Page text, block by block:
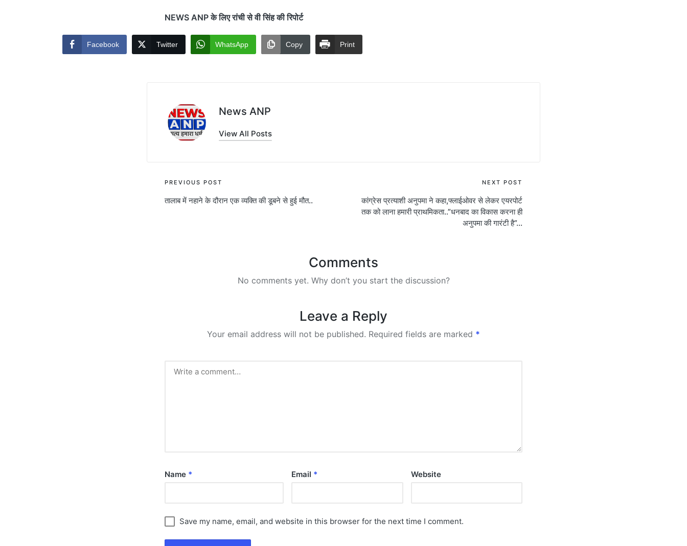
NEWS ANP के लिए रांची से वी सिंह की रिपोर्ट
Facebook Twitter WhatsApp Copy Print
News ANP
View All Posts
Post
navigation
PREVIOUS POST
तालाब में नहाने के दौरान एक व्यक्ति की डूबने से हुई मौत..
NEXT POST
कांग्रेस प्रत्याशी अनुपमा ने कहा,फ्लाईओवर से लेकर एयरपोर्ट
तक को लाना हमारी प्राथमिकता..”धनबाद का विकास करना ही
अनुपमा की गारंटी है”…
Comments
No comments yet. Why don’t you start the discussion?
Leave a Reply
Your email address will not be published. Required fields are marked *
Name * Email * Website
Save my name, email, and website in this browser for the next time I comment.